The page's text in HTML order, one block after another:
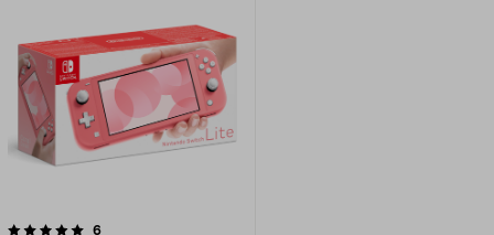
6recensioner